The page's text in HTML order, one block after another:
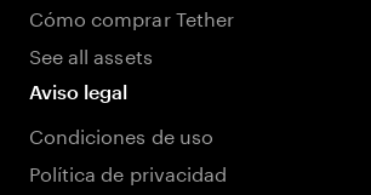
Cómo comprar Tether
See all assets
Aviso legal
Condiciones de uso
Política de privacidad